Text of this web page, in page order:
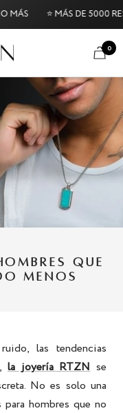
⭐ MÁS DE 5000
0
Money-Back
QUE
MENOS
las tendencias
la joyería RTZN se
No es solo una
hombres que no